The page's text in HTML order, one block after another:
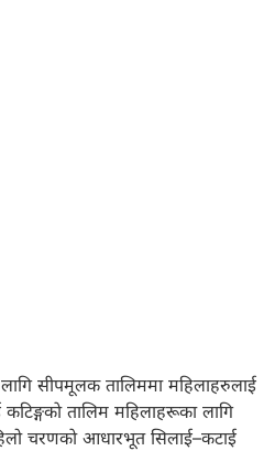
सीपमूलक तालिममा महिलाहरुलाई
तालिम महिलाहरूका लागि
चरणकाे आधारभूत सिलाई–कटाई